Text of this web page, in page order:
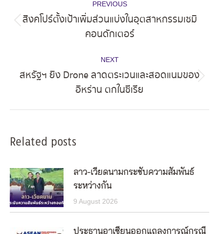
navigation
PREVIOUS
Previous
post:
สิงคโปร์ตั้งเป้าเพิ่มส่วนแบ่งในอุตสาหกรรมเซมิ
คอนดักเตอร์
NEXT
Next
post:
สหรัฐฯ ยิง Drone ลาดตระเวนและสอดแนมของ
อิหร่าน ตกในซีเรีย
Related posts
ลาว-เวียดนามกระชับความสัมพันธ์
ระหว่างกัน
9 August 2026
ประธานอาเซียนออกแถลงการณ์กรณี